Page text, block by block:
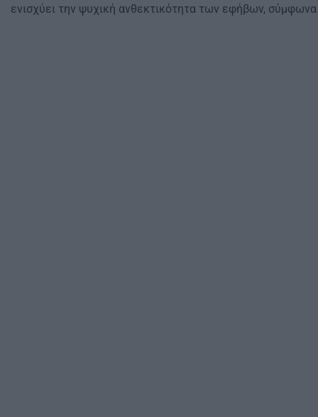
ενισχύει την ψυχική ανθεκτικότητα των εφήβων,